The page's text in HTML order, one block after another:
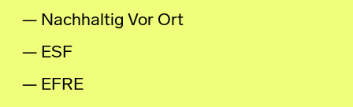
Nachhaltig Vor Ort
ESF
EFRE